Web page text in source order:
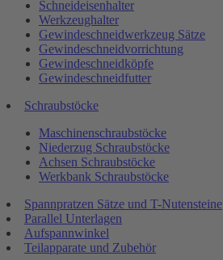
Schneideisenhalter
Werkzeughalter
Gewindeschneidwerkzeug Sätze
Gewindeschneidvorrichtung
Gewindeschneidköpfe
Gewindeschneidfutter
Schraubstöcke
Maschinenschraubstöcke
Niederzug Schraubstöcke
Achsen Schraubstöcke
Werkbank Schraubstöcke
Spannpratzen Sätze und T-Nutensteine
Parallel Unterlagen
Aufspannwinkel
Teilapparate und Zubehör